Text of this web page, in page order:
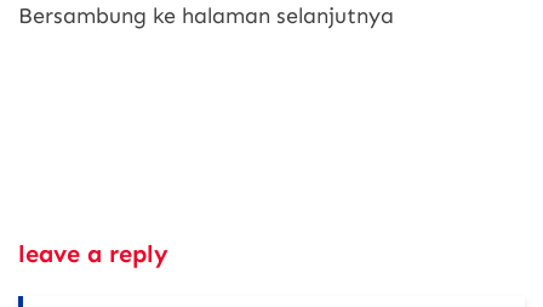
Bersambung ke halaman selanjutnya
leave a reply